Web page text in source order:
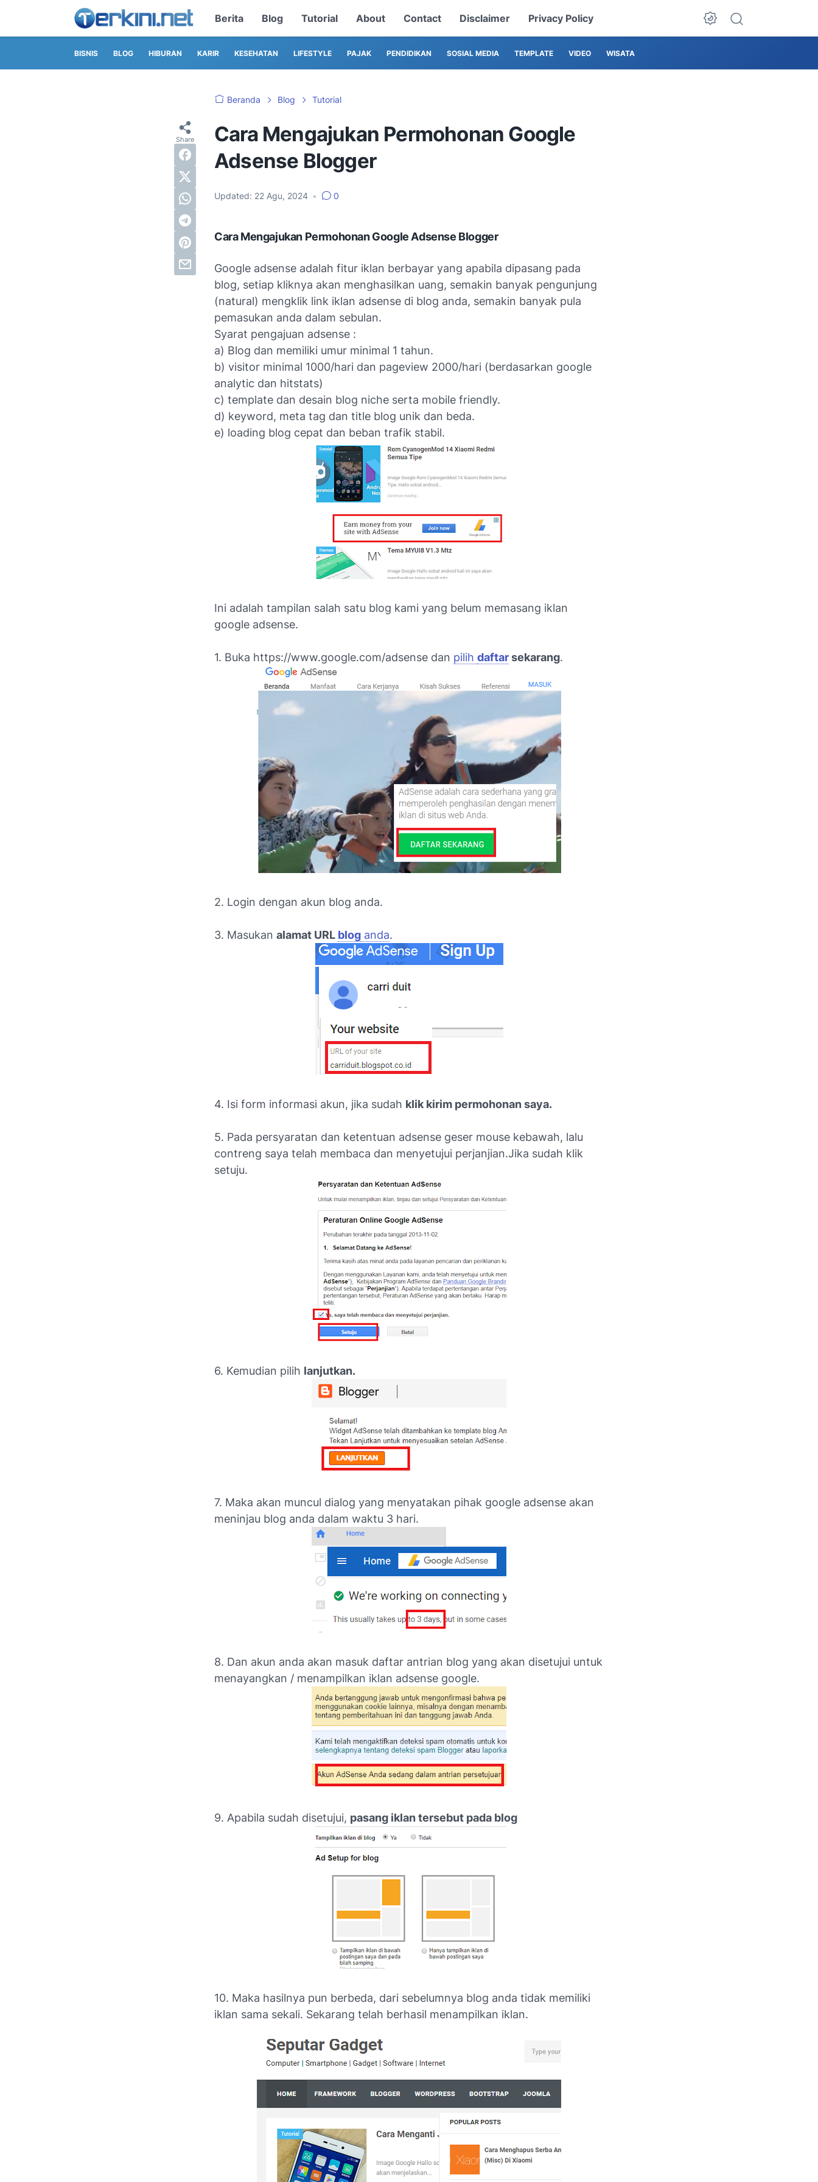
Berita Blog Tutorial About Contact Disclaimer Privacy Policy
BISNIS BLOG HIBURAN KARIR KESEHATAN LIFESTYLE PAJAK PENDIDIKAN SOSIAL MEDIA TEMPLATE VIDEO WISATA
Beranda Blog Tutorial
Cara Mengajukan Permohonan Google
Adsense Blogger
Updated: 22 Agu, 2024 • 0
Cara Mengajukan Permohonan Google Adsense Blogger
Google adsense adalah fitur iklan berbayar yang apabila dipasang pada
blog, setiap kliknya akan menghasilkan uang, semakin banyak pengunjung
(natural) mengklik link iklan adsense di blog anda, semakin banyak pula
pemasukan anda dalam sebulan.
Syarat pengajuan adsense :
a) Blog dan memiliki umur minimal 1 tahun.
b) visitor minimal 1000/hari dan pageview 2000/hari (berdasarkan google
analytic dan hitstats)
c) template dan desain blog niche serta mobile friendly.
d) keyword, meta tag dan title blog unik dan beda.
e) loading blog cepat dan beban trafik stabil.
Ini adalah tampilan salah satu blog kami yang belum memasang iklan
google adsense.
1. Buka https://www.google.com/adsense dan pilih daftarsekarang.
2. Login dengan akun blog anda.
3. Masukan alamat URL blog anda.
4. Isi form informasi akun, jika sudah klik kirim permohonan saya.
5. Pada persyaratan dan ketentuan adsense geser mouse kebawah, lalu
contreng saya telah membaca dan menyetujui perjanjian.Jika sudah klik
setuju.
6. Kemudian pilih lanjutkan.
7. Maka akan muncul dialog yang menyatakan pihak google adsense akan
meninjau blog anda dalam waktu 3 hari.
8. Dan akun anda akan masuk daftar antrian blog yang akan disetujui untuk
menayangkan / menampilkan iklan adsense google.
9. Apabila sudah disetujui, pasang iklan tersebut pada blog
10. Maka hasilnya pun berbeda, dari sebelumnya blog anda tidak memiliki
iklan sama sekali. Sekarang telah berhasil menampilkan iklan.